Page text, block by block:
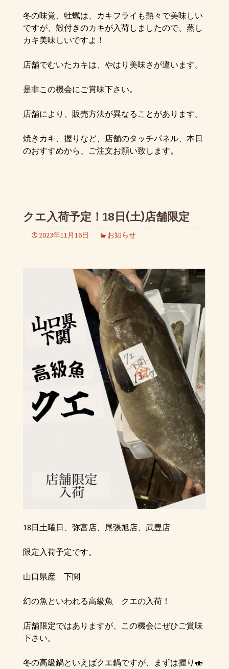
冬の味覚、牡蠣は、カキフライも熱々で美味しい
ですが、殻付きのカキが入荷しましたので、蒸し
カキ美味しいですよ！
店舗でむいたカキは、やはり美味さが違います。
是非この機会にご賞味下さい。
店舗により、販売方法が異なることがあります。
焼きカキ、握りなど、店舗のタッチパネル、本日
のおすすめから、ご注文お願い致します。
クエ入荷予定！18日(土)店舗限定
2023年11月16日 お知らせ
18日土曜日、弥富店、尾張旭店、武豊店
限定入荷予定です。
山口県産 下関
幻の魚といわれる高級魚 クエの入荷！
店舗限定ではありますが、この機会にぜひご賞味
下さい。
冬の高級鍋といえばクエ鍋ですが、まずは握り🍣